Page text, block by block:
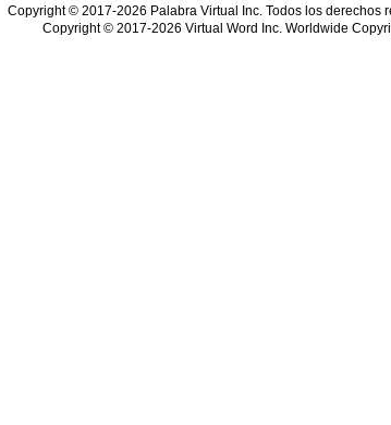
Copyright © 2017-2026 Palabra Virtual Inc. Todos los derechos
Copyright © 2017-2026 Virtual Word Inc. Worldwide